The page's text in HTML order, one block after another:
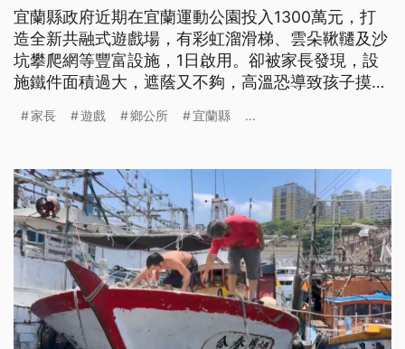
宜蘭縣政府近期在宜蘭運動公園投入1300萬元，打
造全新共融式遊戲場，有彩虹溜滑梯、雲朵鞦韆及沙
坑攀爬網等豐富設施，1日啟用。卻被家長發現，設
施鐵件面積過大，遮蔭又不夠，高溫恐導致孩子摸到
會研議改善。
家長 遊戲 鄉公所 宜蘭縣 ...